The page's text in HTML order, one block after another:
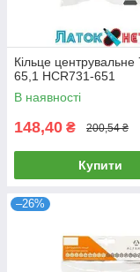
Кільце центрувальне
65,1 HCR731-651
В наявності
148,40 ₴ 200,54 ₴
Купити
–26%